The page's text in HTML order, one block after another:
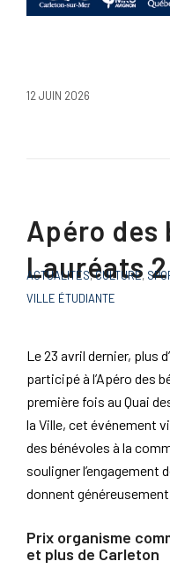
12 JUIN 2026
Apéro des
Lauréats
ACTUALITÉS,CULTURE,
VILLE ÉTUDIANTE
Le 23 avril dernier, plus
participé à l’Apéro des
première fois au Quai
la Ville, cet événement
des bénévoles à la
souligner l’engagement
donnent
Prix organisme
et plus de Carleton